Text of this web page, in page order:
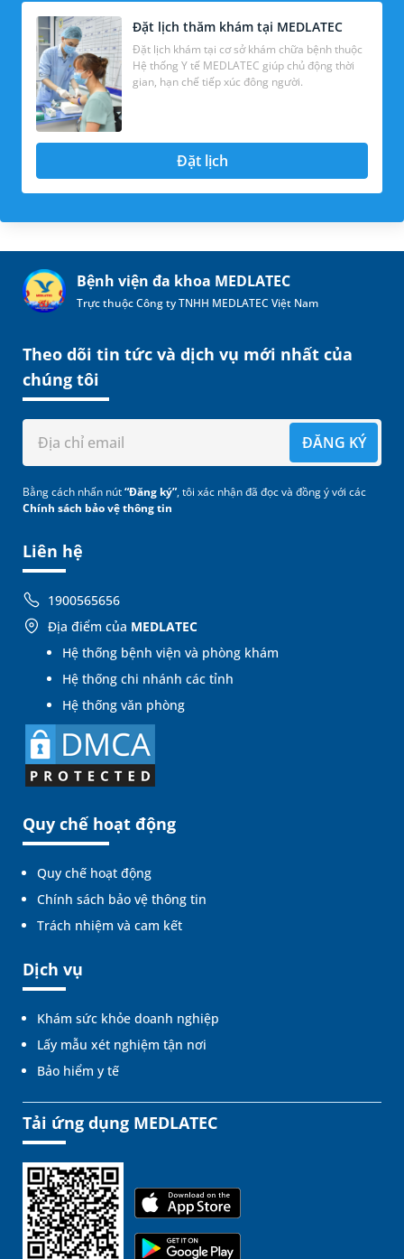
Đặt lịch thăm khám tại MEDLATEC
Đặt lịch khám tại cơ sở khám chữa bệnh thuộc
Hệ thống Y tế MEDLATEC giúp chủ động thời
gian, hạn chế tiếp xúc đông người.
Đặt lịch
Bệnh viện đa khoa MEDLATEC
Trực thuộc Công ty TNHH MEDLATEC Việt Nam
Liên hệ
1900565656
Địa điểm của MEDLATEC
Hệ thống bệnh viện và phòng khám
Hệ thống chi nhánh các tỉnh
Hệ thống văn phòng
Quy chế hoạt động
Quy chế hoạt động
Chính sách bảo vệ thông tin
Trách nhiệm và cam kết
Dịch vụ
Khám sức khỏe doanh nghiệp
Lấy mẫu xét nghiệm tận nơi
Bảo hiểm y tế
Theo dõi tin tức và dịch vụ mới nhất của
chúng tôi
ĐĂNG KÝ
Bằng cách nhấn nút“Đăng ký”, tôi xác nhận đã đọc và đồng ý với các
Chính sách bảo vệ thông tin
Tải ứng dụng MEDLATEC